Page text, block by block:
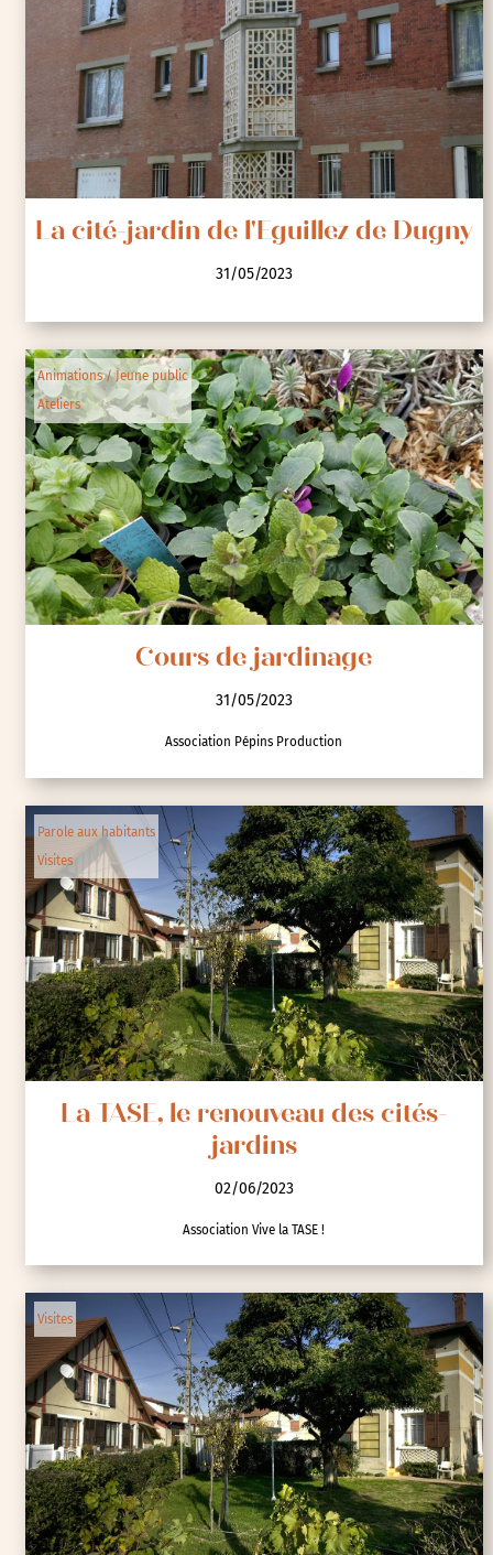
La cité-jardin de l'Eguillez de Dugny
31/05/2023
Animations / Jeune public
Ateliers
Cours de jardinage
31/05/2023
Association Pépins Production
Parole aux habitants
Visites
La TASE, le renouveau des cités-
jardins
02/06/2023
Association Vive la TASE !
Visites